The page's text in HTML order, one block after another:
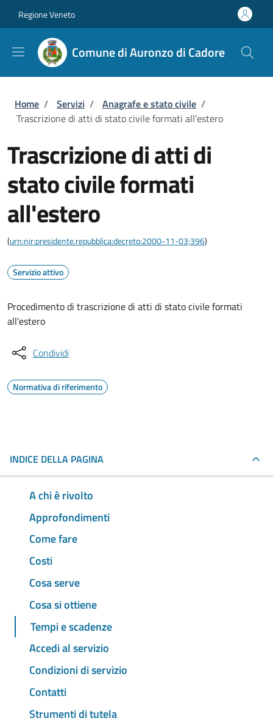
Regione Veneto
Comune di Auronzo di Cadore
Briciole di pane
Home / Servizi / Anagrafe e stato civile /
Trascrizione di atti di stato civile formati all'estero
Trascrizione di atti di
stato civile formati
all'estero
(urn:nir:presidente.repubblica:decreto:2000-11-03;396)
Servizio attivo
Procedimento di trascrizione di atti di stato civile formati
all'estero
Condividi
Normativa di riferimento
INDICE DELLA PAGINA
A chi è rivolto
Approfondimenti
Come fare
Costi
Cosa serve
Cosa si ottiene
Tempi e scadenze
Accedi al servizio
Condizioni di servizio
Contatti
Strumenti di tutela